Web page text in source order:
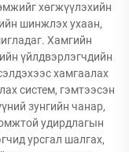
хөгжүүлэхийн
шинжлэх ухаан,
Хамгийн
үйлдвэрлэгчдийн
хамгаалах
систем, гэмтээсэн
зунгийн чанар,
удирдлагын
урсгал шалгах,